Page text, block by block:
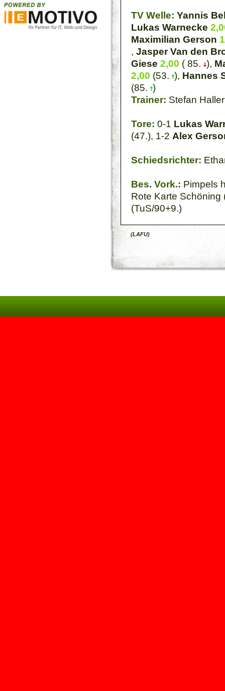
TV Welle: Yannis
Lukas Warnecke
Maximilian Gerson
, Jasper Van den
Giese 2,00 ( 85. ),
2,00 (53. ), Hannes
(85. )
Trainer: Stefan Haller
Tore: 0-1 Lukas
(47.), 1-2 Alex
Schiedsrichter:
Bes. Vork.: Pimpels
Rote Karte Schöning
(TuS/90+9.)
(LAFU)